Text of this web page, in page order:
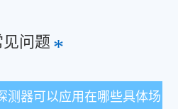
见问题 *
测器可以应用在哪些具体场